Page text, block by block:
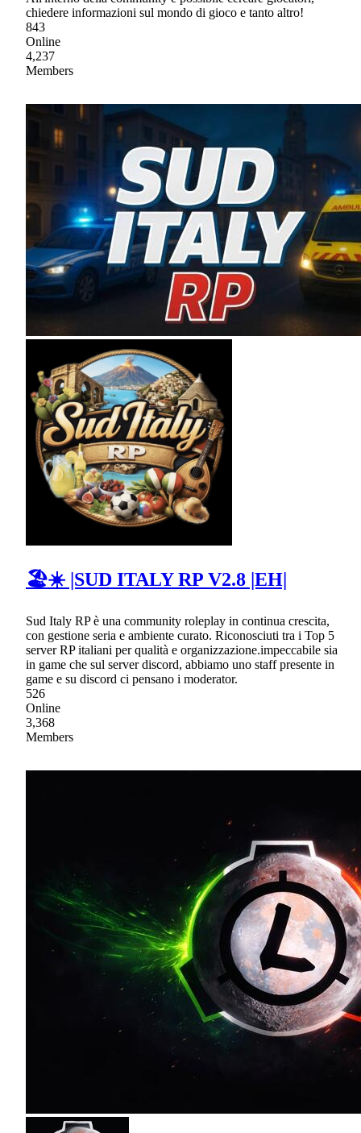
chiedere informazioni sul mondo di gioco e tanto altro!
843
Online
4,237
Members
🏖☀ |SUD ITALY RP V2.8 |EH|
Sud Italy RP è una community roleplay in continua crescita,
con gestione seria e ambiente curato. Riconosciuti tra i Top 5
server RP italiani per qualità e organizzazione.impeccabile sia
in game che sul server discord, abbiamo uno staff presente in
game e su discord ci pensano i moderator.
526
Online
3,368
Members